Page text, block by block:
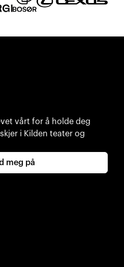
vårt for å holde deg
i Kilden teater og
meg på